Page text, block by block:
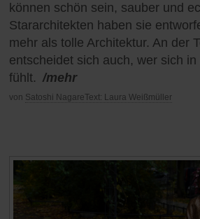
können schön sein, sauber und
Stararchitekten haben sie
mehr als tolle Architektur. An der
entscheidet sich auch, wer sich
fühlt. /mehr
von Satoshi NagareText: Laura Weißmüller